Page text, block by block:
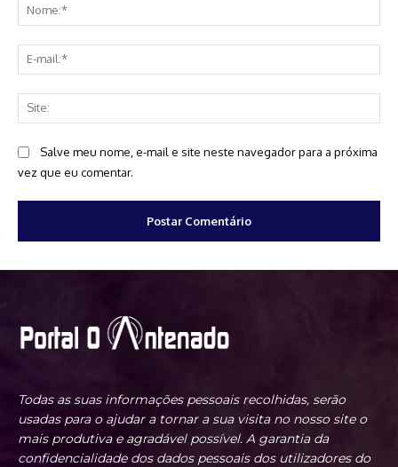
Salve meu nome, e-mail e site neste navegador para a próxima
vez que eu comentar.
Todas as suas informações pessoais recolhidas, serão
usadas para o ajudar a tornar a sua visita no nosso site o
mais produtiva e agradável possível. A garantia da
confidencialidade dos dados pessoais dos utilizadores do